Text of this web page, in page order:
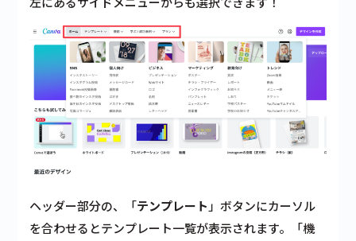
ヘッダー部分の、「テンプレート」ボタンにカーソル
を合わせるとテンプレート一覧が表示されます。「機